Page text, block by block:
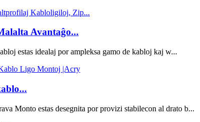
Avantaĝo...
estas idealaj por ampleksa gamo de kabloj kaj w...
Monto estas desegnita por provizi stabilecon al drato b...